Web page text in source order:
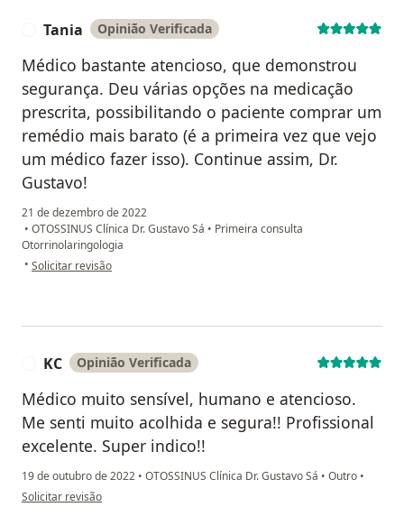
Tania Opinião Verificada
Médico bastante atencioso, que demonstrou
segurança. Deu várias opções na medicação
prescrita, possibilitando o paciente comprar um
remédio mais barato (é a primeira vez que vejo
um médico fazer isso). Continue assim, Dr.
Gustavo!
21 de dezembro de 2022
• OTOSSINUS Clínica Dr. Gustavo Sá • Primeira consulta
Otorrinolaringologia
• na opinião do utilizador Tania
Solicitar revisão
KC Opinião Verificada
Médico muito sensível, humano e atencioso.
Me senti muito acolhida e segura!! Profissional
excelente. Super indico!!
19 de outubro de 2022 • OTOSSINUS Clínica Dr. Gustavo Sá • Outro •
na opinião do utilizador KC
Solicitar revisão